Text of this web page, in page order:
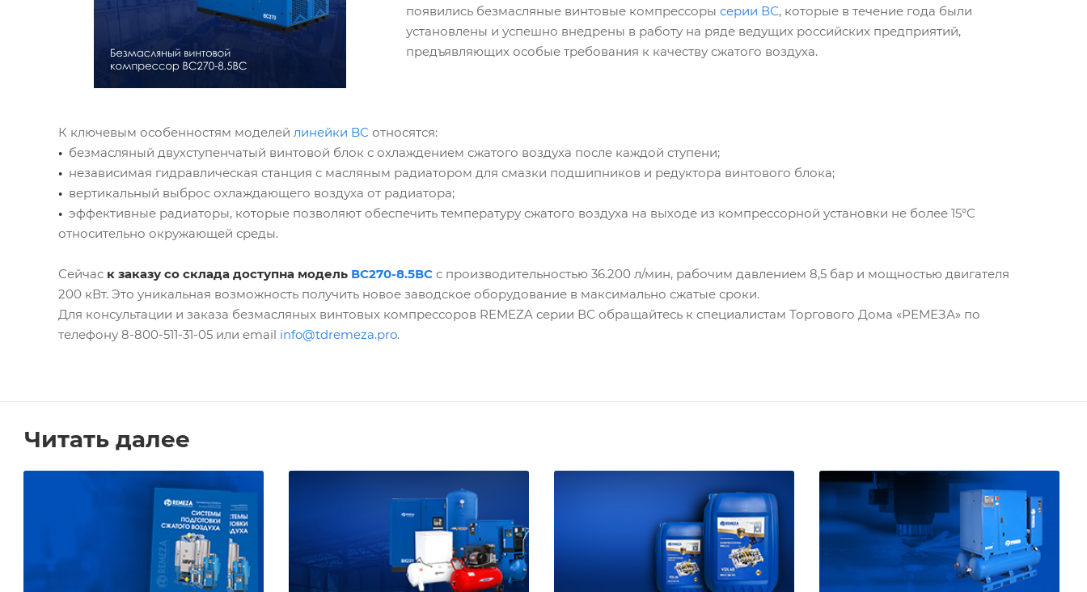
появились безмасляные винтовые компрессоры серии ВС, которые в течение года были
установлены и успешно внедрены в работу на ряде ведущих российских предприятий,
предъявляющих особые требования к качеству сжатого воздуха.
К ключевым особенностям моделей линейки BC относятся:
• безмасляный двухступенчатый винтовой блок с охлаждением сжатого воздуха после каждой ступени;
• независимая гидравлическая станция с масляным радиатором для смазки подшипников и редуктора винтового блока;
• вертикальный выброс охлаждающего воздуха от радиатора;
• эффективные радиаторы, которые позволяют обеспечить температуру сжатого воздуха на выходе из компрессорной установки не более 15°С
относительно окружающей среды.
Сейчас к заказу со склада доступна модель ВС270-8.5ВС с производительностью 36.200 л/мин, рабочим давлением 8,5 бар и мощностью двигателя
200 кВт. Это уникальная возможность получить новое заводское оборудование в максимально сжатые сроки.
Для консультации и заказа безмасляных винтовых компрессоров REMEZA серии ВС обращайтесь к специалистам Торгового Дома «РЕМЕЗА» по
телефону 8-800-511-31-05 или email info@tdremeza.pro.
Читать далее